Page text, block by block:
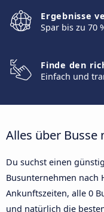
Ergebnisse
Spar bis zu 70
Finde den
Einfach und
Alles über Busse
Du suchst einen
Busunternehmen nach
Ankunftszeiten, alle 0
und natürlich die